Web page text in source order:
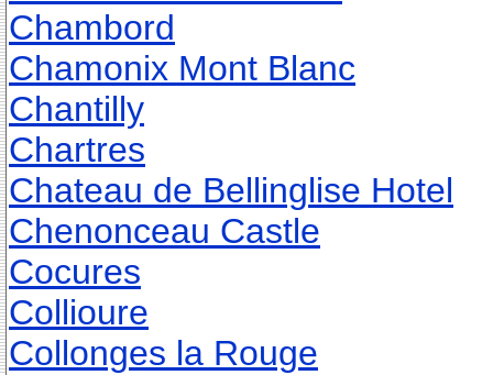
Chambord
Chamonix Mont Blanc
Chantilly
Chartres
Chateau de Bellinglise Hotel
Chenonceau Castle
Cocures
Collioure
Collonges la Rouge